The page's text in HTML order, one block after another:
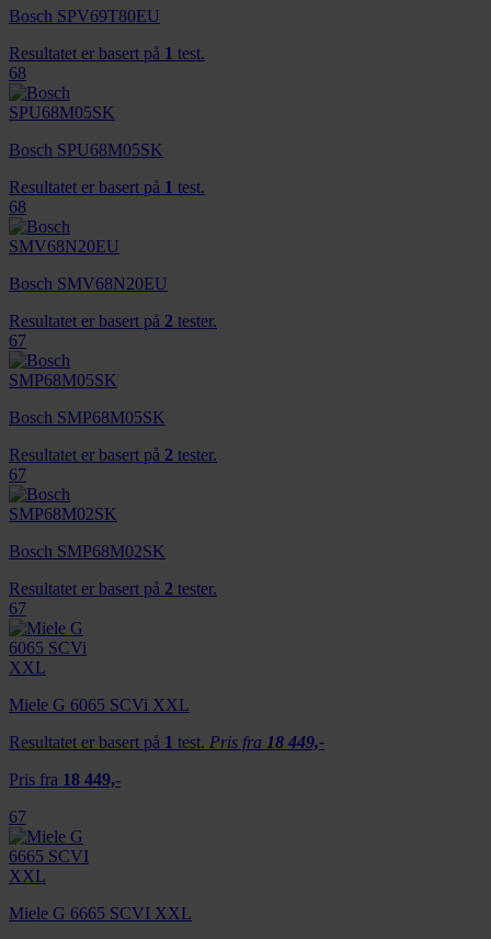
Bosch SPV69T80EU
Resultatet er basert på 1 test.
68
Bosch SPU68M05SK
Resultatet er basert på 1 test.
68
Bosch SMV68N20EU
Resultatet er basert på 2 tester.
67
Bosch SMP68M05SK
Resultatet er basert på 2 tester.
67
Bosch SMP68M02SK
Resultatet er basert på 2 tester.
67
Miele G 6065 SCVi XXL
Resultatet er basert på 1 test. Pris fra 18 449,-
Pris fra 18 449,-
67
Miele G 6665 SCVI XXL